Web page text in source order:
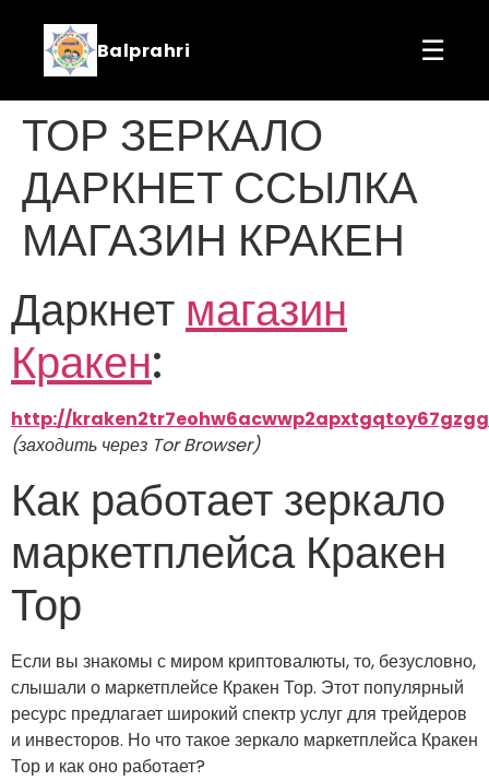
Balprahri ☰
ТОР ЗЕРКАЛО
ДАРКНЕТ ССЫЛКА
МАГАЗИН КРАКЕН
Даркнет магазин
Кракен:
http://
(заходить через Tor Browser)
Как работает зеркало
маркетплейса Кракен
Тор
Если вы знакомы с миром криптовалюты, то, безусловно,
слышали о маркетплейсе Кракен Тор. Этот популярный
ресурс предлагает широкий спектр услуг для трейдеров
и инвесторов. Но что такое зеркало маркетплейса Кракен
Тор и как оно работает?